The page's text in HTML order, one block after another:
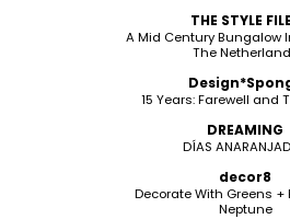
THE STYLE
A Mid Century Bungalow
The
15 Years: Farewell and
DREAMING
DÍAS
decor8
Decorate With Greens +
Neptune